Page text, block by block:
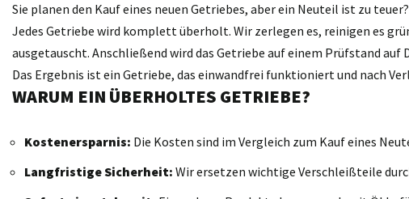
Sie planen den Kauf eines neuen Getriebes, aber ein Neuteil ist zu
Jedes Getriebe wird komplett überholt. Wir zerlegen es, reinigen es
ausgetauscht. Anschließend wird das Getriebe auf einem Prüfstand
Das Ergebnis ist ein Getriebe, das einwandfrei funktioniert und nach
WARUM EIN ÜBERHOLTES GETRIEBE?
Kostenersparnis: Die Kosten sind im Vergleich zum Kauf eines
Langfristige Sicherheit: Wir ersetzen wichtige Verschleißteile